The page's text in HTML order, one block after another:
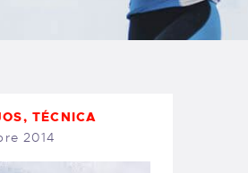
SURFERS
,TÉCNICA
2014